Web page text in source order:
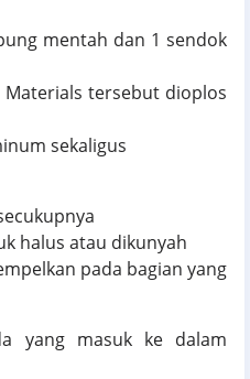
mentah dan 1 sendok
tersebut dioplos
sekaligus
halus atau dikunyah
pada bagian yang
yang masuk ke dalam